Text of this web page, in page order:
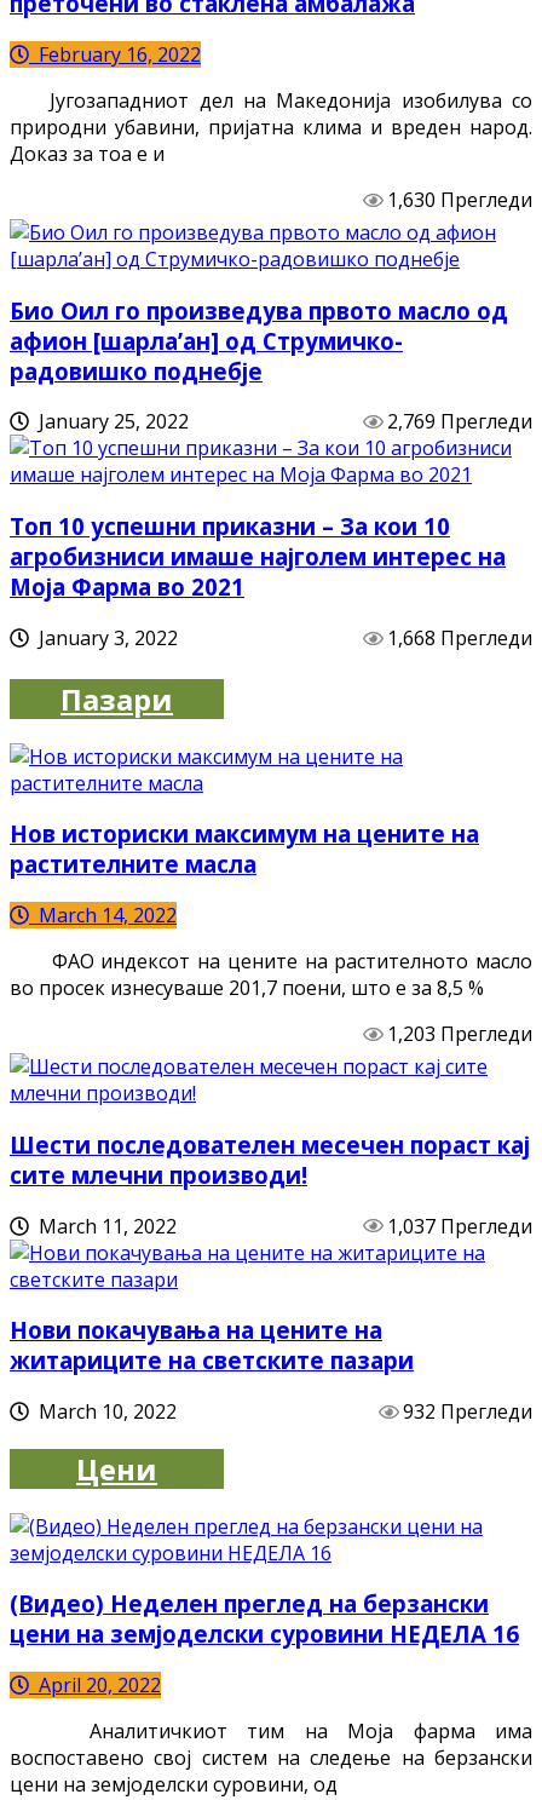
February 16, 2022
Југозападниот дел на Македонија изобилува со
природни убавини, пријатна клима и вреден народ.
Доказ за тоа е и
1,630 Прегледи
Био Оил го произведува првото масло од
афион [шарла’ан] од Струмичко-
радовишко поднебје
January 25, 2022 2,769 Прегледи
Топ 10 успешни приказни – За кои 10
агробизниси имаше најголем интерес на
Моја Фарма во 2021
January 3, 2022 1,668 Прегледи
Пазари
Нов историски максимум на цените на
растителните масла
March 14, 2022
ФАО индексот на цените на растителното масло
во просек изнесуваше 201,7 поени, што е за 8,5 %
1,203 Прегледи
Шести последователен месечен пораст кај
сите млечни производи!
March 11, 2022 1,037 Прегледи
Нови покачувања на цените на
житариците на светските пазари
March 10, 2022 932 Прегледи
Цени
(Видео) Неделен преглед на берзански
цени на земјоделски суровини НЕДЕЛА 16
April 20, 2022
Aналитичкиот тим на Моја фарма има
воспоставено свој систем на следење на берзански
цени на земјоделски суровини, од